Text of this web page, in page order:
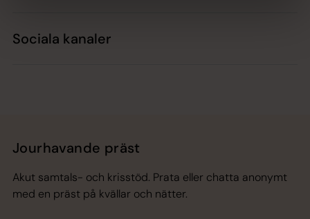
Sociala kanaler
Jourhavande präst
Akut samtals- och krisstöd. Prata eller chatta anonymt
med en präst på kvällar och nätter.